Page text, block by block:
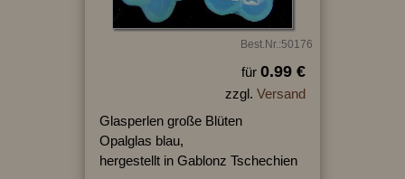
Best.Nr.:50176
für 0.99 €
zzgl. Versand
Glasperlen große Blüten
Opalglas blau,
hergestellt in Gablonz Tschechien